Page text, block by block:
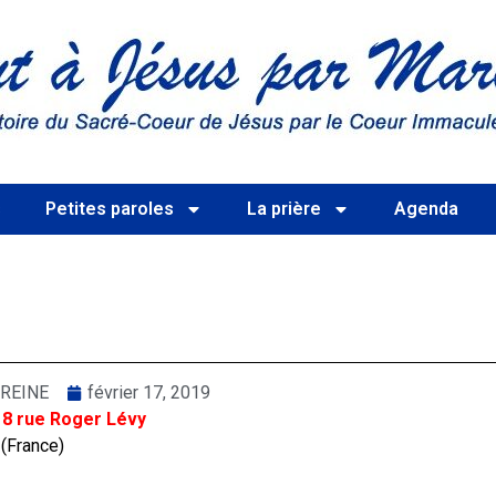
Petites paroles La prière Agenda
février 17, 2019
rue Roger Lévy